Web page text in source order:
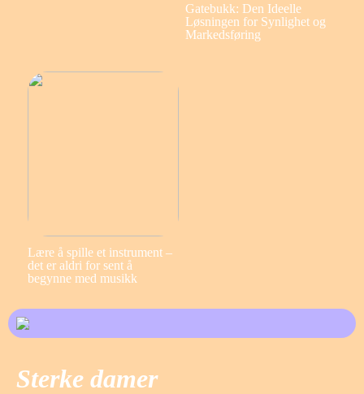
Gatebukk: Den Ideelle
Løsningen for Synlighet og
Markedsføring
Lære å spille et instrument –
det er aldri for sent å
begynne med musikk
Sterke damer